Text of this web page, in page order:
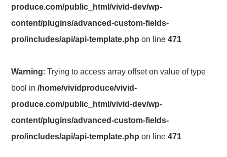
produce.com/public_html/vivid-dev/wp-
content/plugins/advanced-custom-fields-
pro/includes/api/api-template.php on line471
Warning: Trying to access array offset on value of type
bool in/home/vividproduce/vivid-
produce.com/public_html/vivid-dev/wp-
content/plugins/advanced-custom-fields-
pro/includes/api/api-template.php on line471